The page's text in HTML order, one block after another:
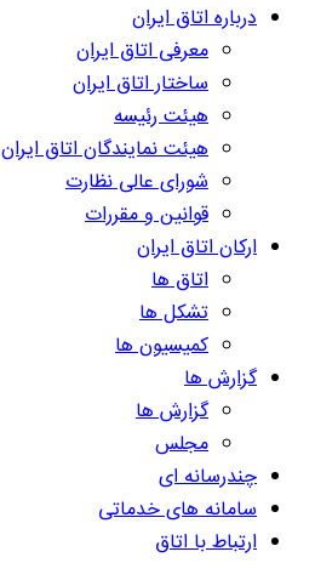
درباره اتاق ایران
معرفی اتاق ایران
ساختار اتاق ایران
هیئت رئیسه
هیئت نمایندگان اتاق ایران
شورای عالی نظارت
قوانین و مقررات
ارکان اتاق ایران
اتاق ها
تشکل ها
کمیسیون ها
گزارش ها
گزارش ها
مجلس
چندرسانه ای
سامانه های خدماتی
ارتباط با اتاق